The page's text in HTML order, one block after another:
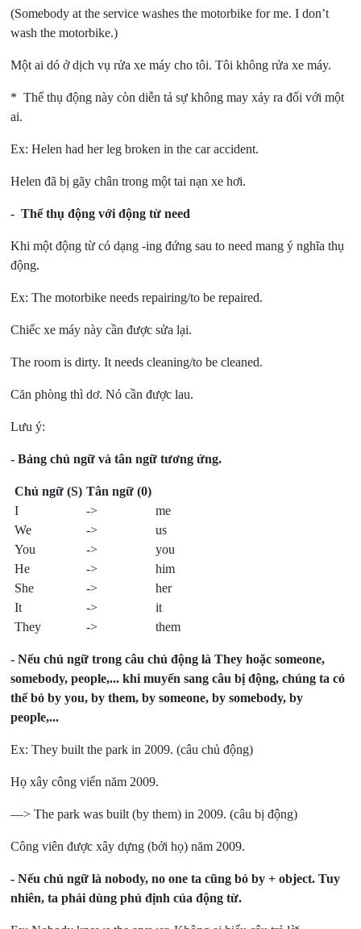
(Somebody at the service washes the motorbike for me. I don’t
wash the motorbike.)
Một ai dó ở dịch vụ rửa xe máy cho tôi. Tôi không rửa xe máy.
* Thể thụ động này còn diễn tả sự không may xảy ra đối với một
ai.
Ex: Helen had her leg broken in the car accident.
Helen đã bị gãy chân trong một tai nạn xe hơi.
- Thể thụ động với động từ need
Khi một động từ có dạng -ing đứng sau to need mang ý nghĩa thụ
động.
Ex: The motorbike needs repairing/to be repaired.
Chiếc xe máy này cần được sửa lại.
The room is dirty. It needs cleaning/to be cleaned.
Căn phòng thì dơ. Nó cần được lau.
Lưu ý:
- Bảng chủ ngữ và tân ngữ tương ứng.
Chủ ngữ (S) Tân ngữ (0)
I
->
me
We
->
us
You
->
you
He
->
him
She
->
her
It
->
it
They
-> them
- Nếu chủ ngữ trong câu chủ động là They hoặc someone,
somebody, people,... khi muyển sang câu bị động, chúng ta có
thể bỏ by you, by them, by someone, by somebody, by
people,...
Ex: They built the park in 2009. (câu chủ động)
Họ xây công viển năm 2009.
—> The park was built (by them) in 2009. (câu bị động)
Công viên được xây dựng (bởi họ) năm 2009.
- Nếu chủ ngữ là nobody, no one ta cũng bỏ by + object. Tuy
nhiên, ta phải dùng phủ định của động từ.